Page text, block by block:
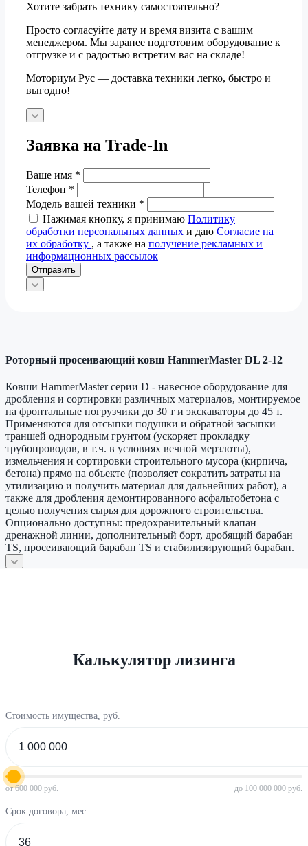
Хотите забрать технику самостоятельно?
Просто согласуйте дату и время визита с вашим
менеджером. Мы заранее подготовим оборудование к
отгрузке и с радостью встретим вас на складе!
Моториум Рус — доставка техники легко, быстро и
выгодно!
Заявка на Trade-In
Ваше имя *
Телефон *
Модель вашей техники *
Нажимая кнопку, я принимаю Политику
обработки персональных данных и даю Согласие на
их обработку , а также на получение рекламных и
информационных рассылок
Отправить
Роторный просеивающий ковш HammerMaster DL 2-12
Ковши HammerMaster серии D - навесное оборудование для
дробления и сортировки различных материалов, монтируемое
на фронтальные погрузчики до 30 т и экскаваторы до 45 т.
Применяются для отсыпки подушки и обратной засыпки
траншей однородным грунтом (ускоряет прокладку
трубопроводов, в т. ч. в условиях вечной мерзлоты),
измельчения и сортировки строительного мусора (кирпича,
бетона) прямо на объекте (позволяет сократить затраты на
утилизацию и получить материал для дальнейших работ), а
также для дробления демонтированного асфальтобетона с
целью получения сырья для дорожного строительства.
Опционально доступны: предохранительный клапан
дренажной линии, дополнительный борт, дробящий барабан
TS, просеивающий барабан TS и стабилизирующий барабан.
Калькулятор лизинга
Стоимость имущества, руб.
от 600 000 руб. до 100 000 000 руб.
Срок договора, мес.